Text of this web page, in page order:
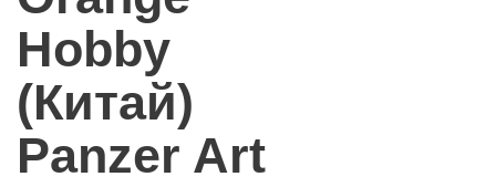
Hobby
(Китай)
Panzer Art